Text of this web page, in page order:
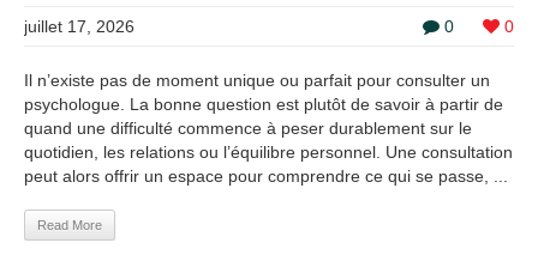
0 0
juillet 17, 2026
Il n’existe pas de moment unique ou parfait pour consulter un
psychologue. La bonne question est plutôt de savoir à partir de
quand une difficulté commence à peser durablement sur le
quotidien, les relations ou l’équilibre personnel. Une consultation
peut alors offrir un espace pour comprendre ce qui se passe, ...
Read More